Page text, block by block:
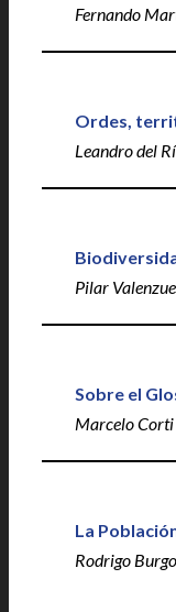
Fernando
Ordes,
Leandro del
Pilar
Sobre el
Marcelo Corti
La
Rodrigo